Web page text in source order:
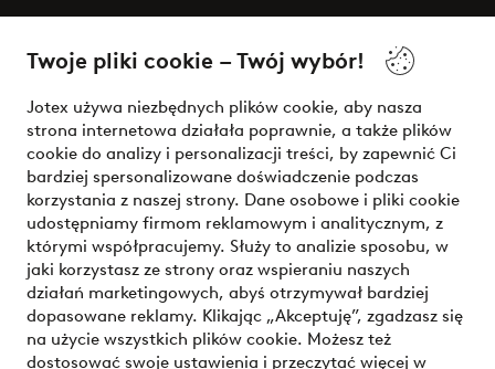
Twoje pliki cookie – Twój wybór!
Jotex używa niezbędnych plików cookie, aby nasza
strona internetowa działała poprawnie, a także plików
cookie do analizy i personalizacji treści, by zapewnić Ci
bardziej spersonalizowane doświadczenie podczas
korzystania z naszej strony. Dane osobowe i pliki cookie
udostępniamy firmom reklamowym i analitycznym, z
którymi współpracujemy. Służy to analizie sposobu, w
jaki korzystasz ze strony oraz wspieraniu naszych
działań marketingowych, abyś otrzymywał bardziej
dopasowane reklamy. Klikając „Akceptuję”, zgadzasz się
na użycie wszystkich plików cookie. Możesz też
dostosować swoje ustawienia i przeczytać więcej w
Warunki
Bezpieczne płatności - zapłać teraz lub podziel się
Chcesz dowiedzieć się więcej o naszych opcjach płatności